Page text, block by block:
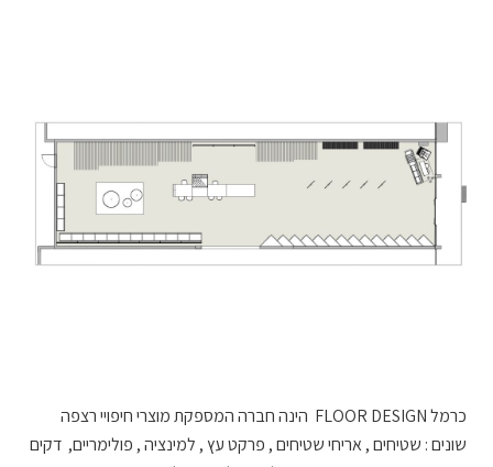
כרמל FLOOR DESIGN
הינה חברה המספקת מוצרי חיפויי רצפה
שונים : שטיחים , אריחי שטיחים , פרקט עץ , למינציה , פולימריים, דקים